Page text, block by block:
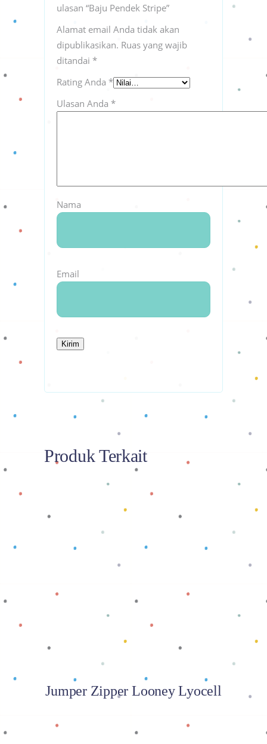
ulasan “Baju Pendek Stripe”
Alamat email Anda tidak akan
dipublikasikan. Ruas yang wajib
ditandai *
Rating Anda *
Ulasan Anda *
Nama
Email
Produk Terkait
Jumper Zipper Looney Lyocell